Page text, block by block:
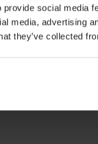
social media
media, advertising
they’ve collected